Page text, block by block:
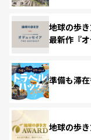
地球の歩
最新作『オ
準備も滞
地球の歩